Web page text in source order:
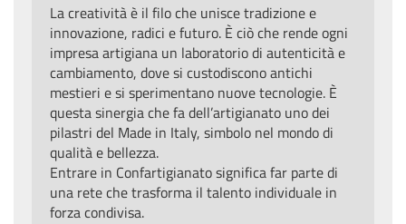
La creatività è il filo che unisce tradizione e
innovazione, radici e futuro. È ciò che rende ogni
impresa artigiana un laboratorio di autenticità e
cambiamento, dove si custodiscono antichi
mestieri e si sperimentano nuove tecnologie. È
questa sinergia che fa dell’artigianato uno dei
pilastri del Made in Italy, simbolo nel mondo di
qualità e bellezza.
Entrare in Confartigianato significa far parte di
una rete che trasforma il talento individuale in
forza condivisa.